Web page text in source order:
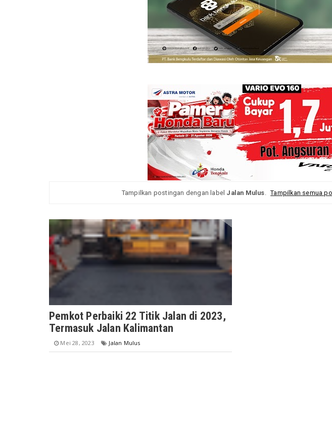
Tampilkan postingan dengan label Jalan Mulus. Tampilkan semua
Pemkot Perbaiki 22 Titik Jalan di 2023,
Termasuk Jalan Kalimantan
Mei 28, 2023 Jalan Mulus